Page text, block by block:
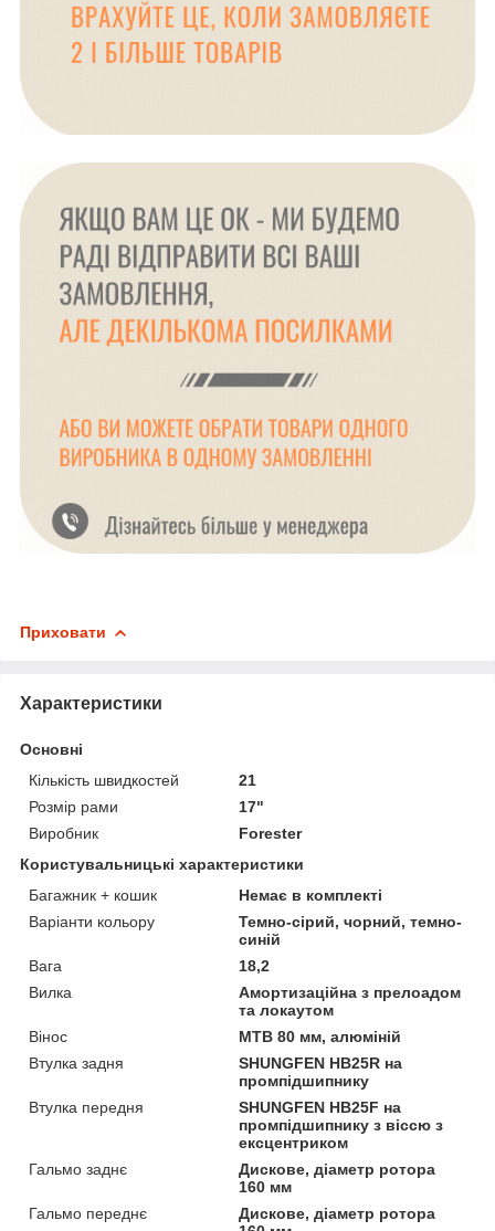
Приховати
Характеристики
Основні
Кількість швидкостей
21
Розмір рами
17"
Виробник
Forester
Користувальницькі характеристики
Багажник + кошик
Немає в комплекті
Варіанти кольору
Темно-сірий, чорний, темно-
синій
Вага
18,2
Вилка
Амортизаційна з прелоадом
та локаутом
Вінос
МТВ 80 мм, алюміній
Втулка задня
SHUNGFEN HB25R на
промпідшипнику
Втулка передня
SHUNGFEN HB25F на
промпідшипнику з віссю з
ексцентриком
Гальмо заднє
Дискове, діаметр ротора
160 мм
Гальмо переднє
Дискове, діаметр ротора